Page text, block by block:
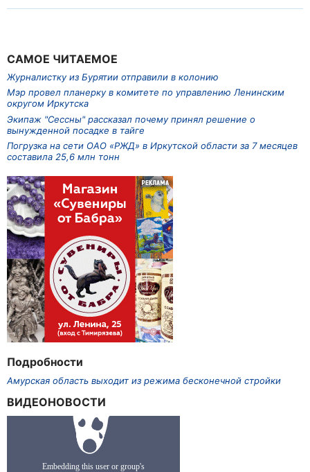
САМОЕ ЧИТАЕМОЕ
Журналистку из Бурятии отправили в колонию
Мэр провел планерку в комитете по управлению Ленинским
округом Иркутска
Экипаж "Сессны" рассказал почему принял решение о
вынужденной посадке в тайге
Погрузка на сети ОАО «РЖД» в Иркутской области за 7 месяцев
составила 25,6 млн тонн
Подробности
Амурская область выходит из режима бесконечной стройки
ВИДЕОНОВОСТИ